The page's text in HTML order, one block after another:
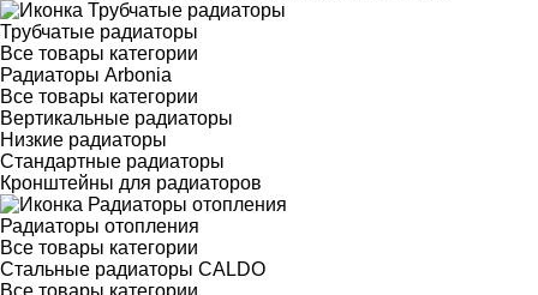
Трубчатые радиаторы
Все товары категории
Радиаторы Arbonia
Все товары категории
Вертикальные радиаторы
Низкие радиаторы
Стандартные радиаторы
Кронштейны для радиаторов
Радиаторы отопления
Все товары категории
Стальные радиаторы CALDO
Все товары категории